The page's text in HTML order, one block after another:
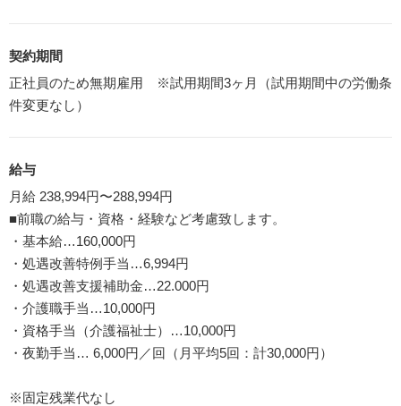
契約期間
正社員のため無期雇用 ※試用期間3ヶ月（試用期間中の労働条
件変更なし）
給与
月給 238,994円〜288,994円
■前職の給与・資格・経験など考慮致します。
・基本給…160,000円
・処遇改善特例手当…6,994円
・処遇改善支援補助金…22.000円
・介護職手当…10,000円
・資格手当（介護福祉士）…10,000円
・夜勤手当… 6,000円／回（月平均5回：計30,000円）
※固定残業代なし